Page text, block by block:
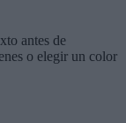
antes de
o elegir un color